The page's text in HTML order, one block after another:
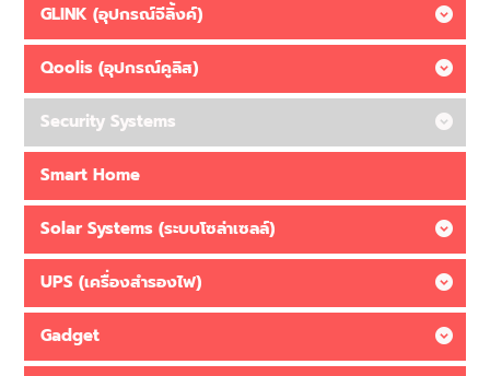
GLINK (อุปกรณ์จีลิ้งค์)
Qoolis (อุปกรณ์คูลิส)
Security Systems
Smart Home
Solar Systems (ระบบโซล่าเซลล์)
UPS (เครื่องสำรองไฟ)
Gadget